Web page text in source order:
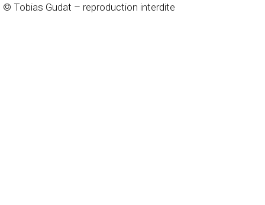
© Tobias Gudat – reproduction interdite